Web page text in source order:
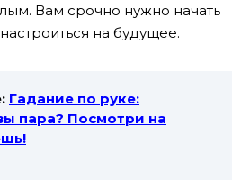
Вам срочно нужно начать
на будущее.
Гадание по руке:
пара? Посмотри на